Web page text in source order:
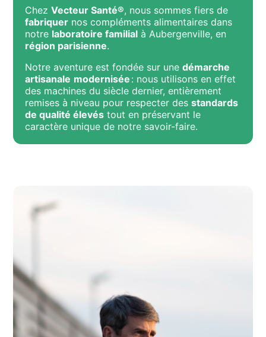
ChezVecteur Santé®, nous sommes fiers de
fabriquer nos compléments alimentaires dans
notre laboratoire familial à Aubergenville, en
région parisienne.
Notre aventure est fondée sur unedémarche
artisanale modernisée : nous utilisons en effet
des machines du siècle dernier, entièrement
remises à niveau pour respecter desstandards
de qualité élevés tout en préservant le
caractère unique de notre savoir-faire.